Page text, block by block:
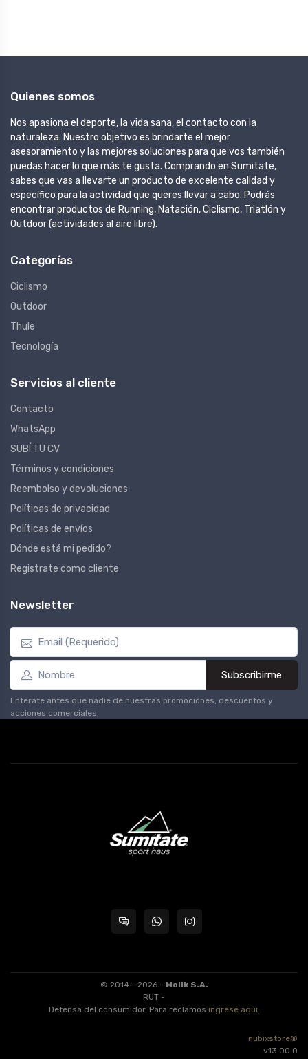
Quienes somos
Nos apasiona el deporte, la vida sana, el contacto con la
naturaleza. Nuestro objetivo es brindarte el mejor
asesoramiento y las mejores soluciones para que vos también
puedas hacer lo que más te gusta. Comprando en Sumitate,
sabes que vas a llevarte un producto de excelente calidad y
específico para la actividad que queres llevar a cabo. Podrás
encontrar productos de Running, Natación, Ciclismo, Triatlón y
Outdoor (actividades al aire libre).
Categorías
Ciclismo
Outdoor
Thule
Tecnología
Servicios al cliente
Contacto
WhatsApp
SUBÍ TU CV
Términos y condiciones
Reembolso y devoluciones
Políticas de privacidad
Políticas de envíos
Dónde está mi pedido?
Registrate como cliente
Newsletter
Subscribirme
Enterate antes que nadie de nuestras promociones, descuentos y
acciones comerciales.
© 2014 - 2026 - Molik S.A.
RUT -
Defensa del consumidor. Para reclamos ingrese aquí.
nubixstore®
v13.00.0